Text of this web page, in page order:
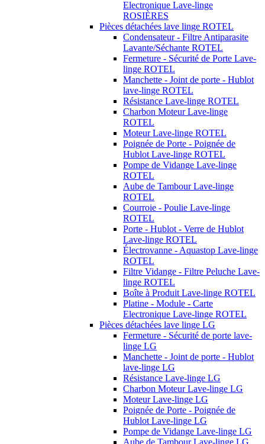
Electronique Lave-linge
ROSIÈRES
Pièces détachées lave linge ROTEL
Condensateur - Filtre Antiparasite
Lavante/Séchante ROTEL
Fermeture - Sécurité de Porte Lave-
linge ROTEL
Manchette - Joint de porte - Hublot
lave-linge ROTEL
Résistance Lave-linge ROTEL
Charbon Moteur Lave-linge
ROTEL
Moteur Lave-linge ROTEL
Poignée de Porte - Poignée de
Hublot Lave-linge ROTEL
Pompe de Vidange Lave-linge
ROTEL
Aube de Tambour Lave-linge
ROTEL
Courroie - Poulie Lave-linge
ROTEL
Porte - Hublot - Verre de Hublot
Lave-linge ROTEL
Électrovanne - Aquastop Lave-linge
ROTEL
Filtre Vidange - Filtre Peluche Lave-
linge ROTEL
Boîte à Produit Lave-linge ROTEL
Platine - Module - Carte
Electronique Lave-linge ROTEL
Pièces détachées lave linge LG
Fermeture - Sécurité de porte lave-
linge LG
Manchette - Joint de porte - Hublot
lave-linge LG
Résistance Lave-linge LG
Charbon Moteur Lave-linge LG
Moteur Lave-linge LG
Poignée de Porte - Poignée de
Hublot Lave-linge LG
Pompe de Vidange Lave-linge LG
Aube de Tambour Lave-linge LG